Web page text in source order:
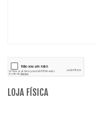
LOJA FÍSICA